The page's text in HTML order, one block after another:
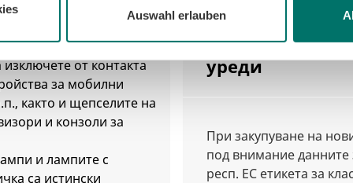
Auswahl erlauben
от контакта
за мобилни
както и щепселите на
и конзоли за
и лампите с
са истински
6. Купете
уреди
При закупуване на
под внимание данните
респ. ЕС етикета за